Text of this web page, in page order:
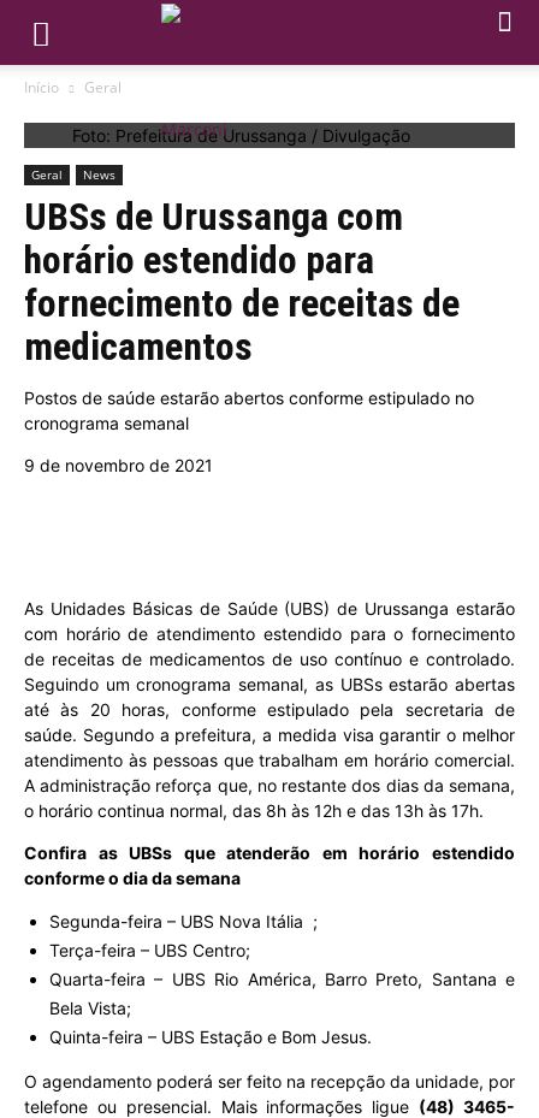
Início Geral
Foto: Prefeitura de Urussanga / Divulgação
Geral News
UBSs de Urussanga com
horário estendido para
fornecimento de receitas de
medicamentos
Postos de saúde estarão abertos conforme estipulado no
cronograma semanal
9 de novembro de 2021
As Unidades Básicas de Saúde (UBS) de Urussanga estarão
com horário de atendimento estendido para o fornecimento
de receitas de medicamentos de uso contínuo e controlado.
Seguindo um cronograma semanal, as UBSs estarão abertas
até às 20 horas, conforme estipulado pela secretaria de
saúde. Segundo a prefeitura, a medida visa garantir o melhor
atendimento às pessoas que trabalham em horário comercial.
A administração reforça que, no restante dos dias da semana,
o horário continua normal, das 8h às 12h e das 13h às 17h.
Confira as UBSs que atenderão em horário estendido
conforme o dia da semana
Segunda-feira – UBS Nova Itália ;
Terça-feira – UBS Centro;
Quarta-feira – UBS Rio América, Barro Preto, Santana e
Bela Vista;
Quinta-feira – UBS Estação e Bom Jesus.
O agendamento poderá ser feito na recepção da unidade, por
telefone ou presencial. Mais informações ligue (48) 3465-